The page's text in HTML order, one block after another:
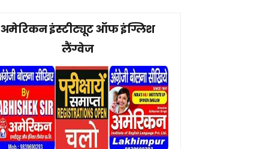
अमेरिकन इंस्टीट्यूट ऑफ इंग्लिश
लैंग्वेज